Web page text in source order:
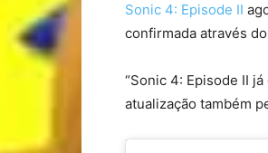
Sonic 4: Episode II
confirmada através
“Sonic 4: Episode II
atualização também